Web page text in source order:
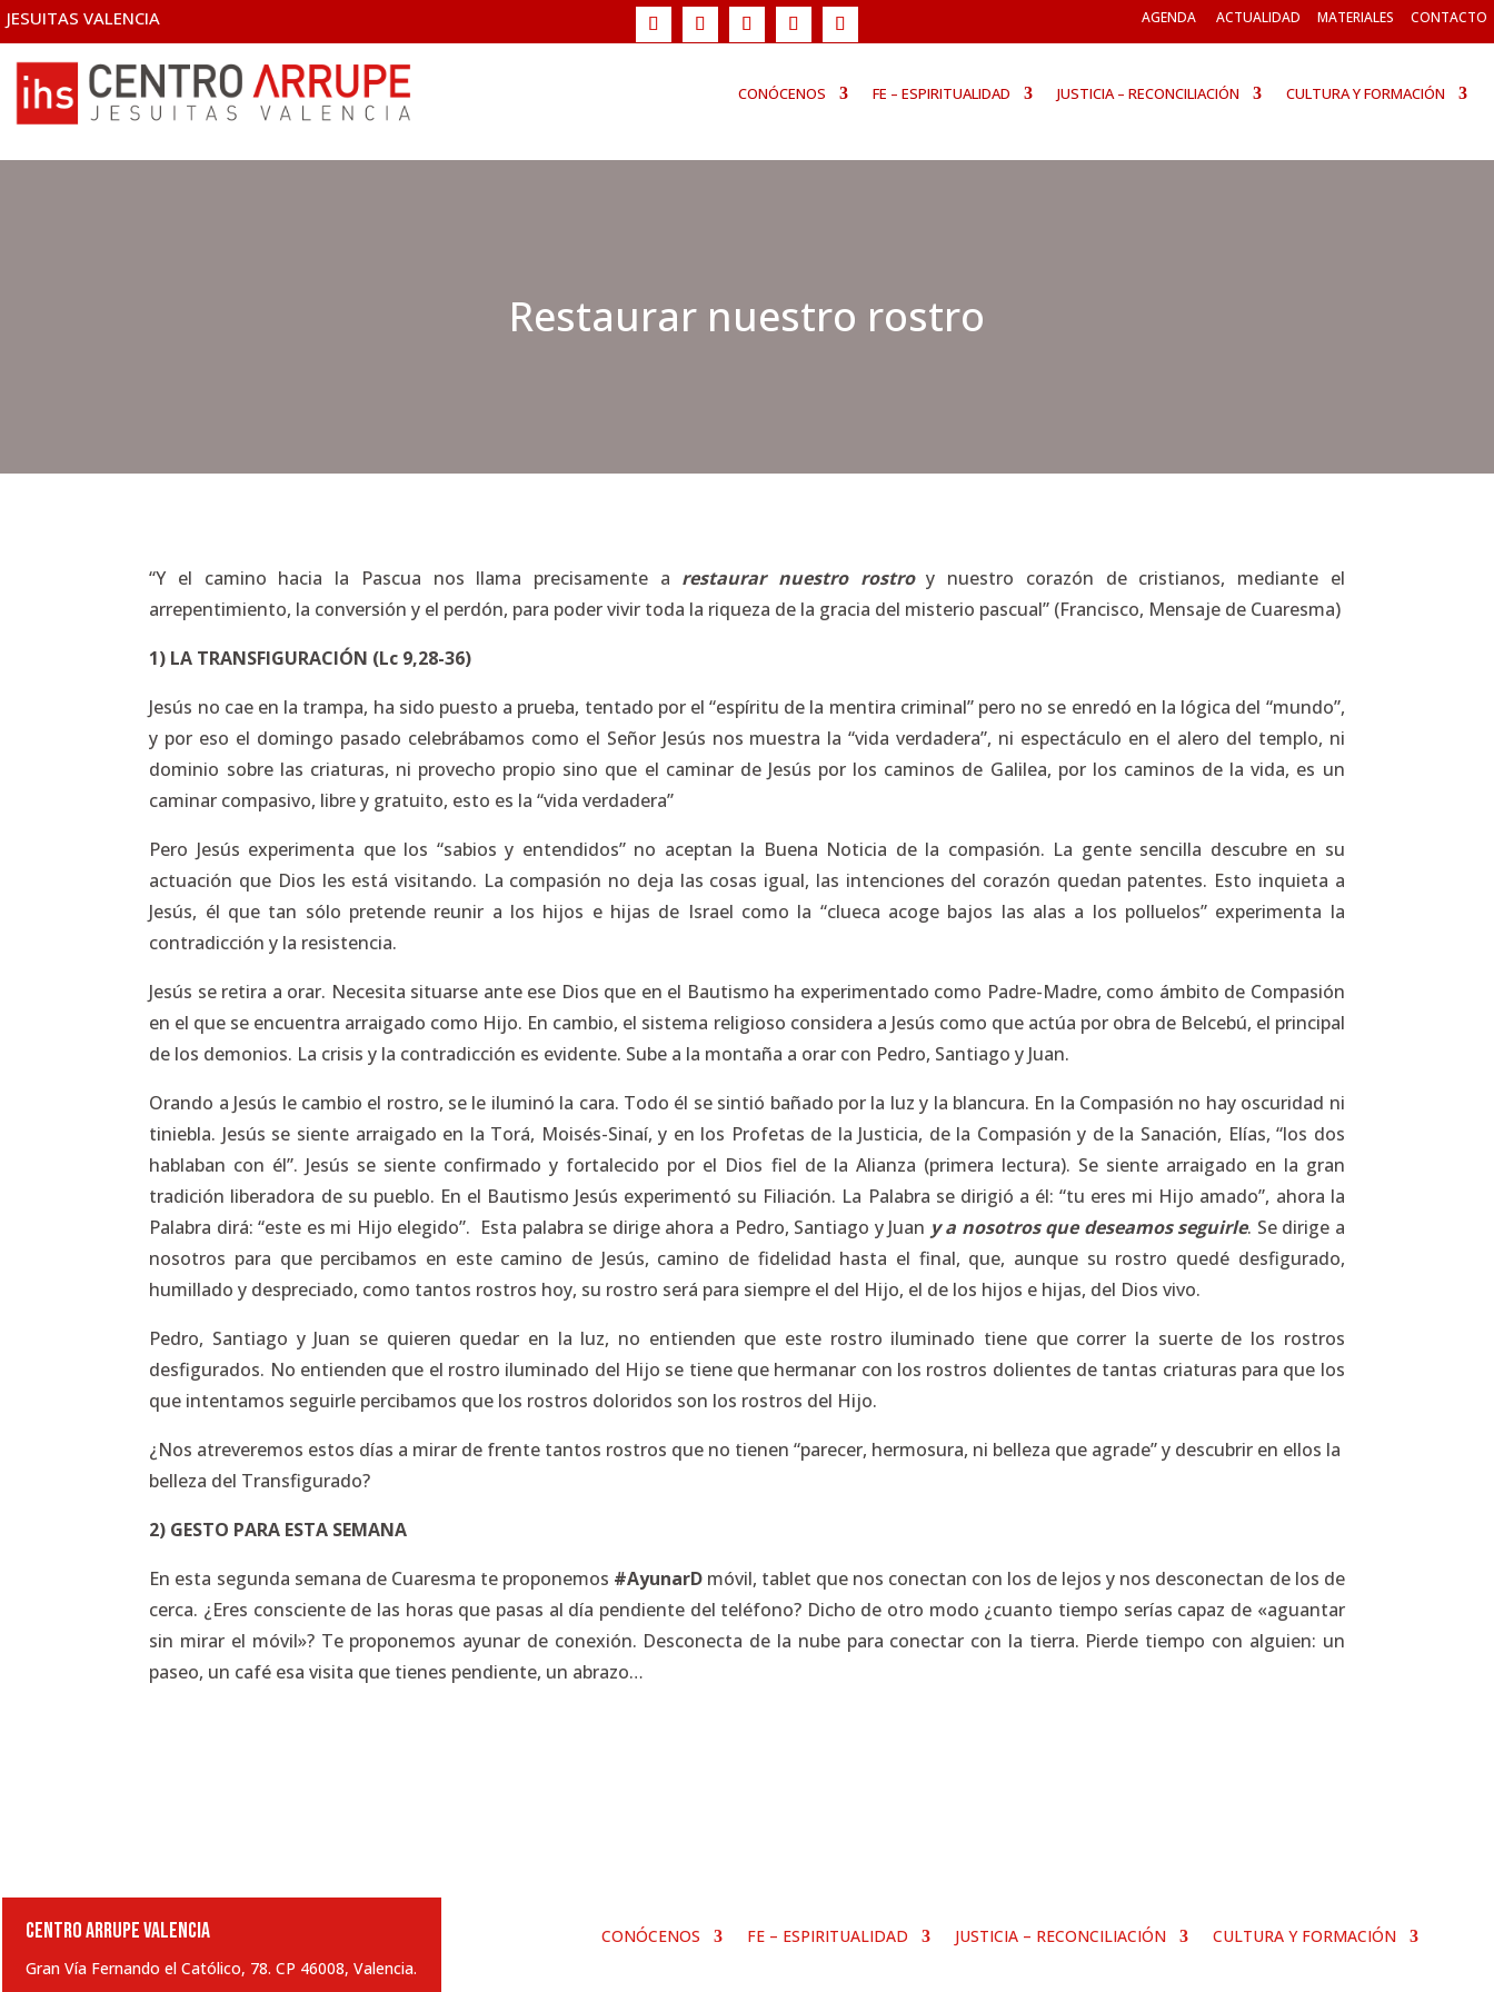
JESUITAS VALENCIA AGENDA ACTUALIDAD MATERIALES CONTACTO
CONÓCENOS FE – ESPIRITUALIDAD JUSTICIA – RECONCILIACIÓN CULTURA Y FORMACIÓN
Restaurar nuestro rostro
“Y el camino hacia la Pascua nos llama precisamente a restaurar nuestro rostroy nuestro corazón de cristianos, mediante el
arrepentimiento, la conversión y el perdón, para poder vivir toda la riqueza de la gracia del misterio pascual” (Francisco, Mensaje de Cuaresma)
1) LA TRANSFIGURACIÓN (Lc 9,28-36)
Jesús no cae en la trampa, ha sido puesto a prueba, tentado por el “espíritu de la mentira criminal” pero no se enredó en la lógica del “mundo”,
y por eso el domingo pasado celebrábamos como el Señor Jesús nos muestra la “vida verdadera”, ni espectáculo en el alero del templo, ni
dominio sobre las criaturas, ni provecho propio sino que el caminar de Jesús por los caminos de Galilea, por los caminos de la vida, es un
caminar compasivo, libre y gratuito, esto es la “vida verdadera”
Pero Jesús experimenta que los “sabios y entendidos” no aceptan la Buena Noticia de la compasión. La gente sencilla descubre en su
actuación que Dios les está visitando. La compasión no deja las cosas igual, las intenciones del corazón quedan patentes. Esto inquieta a
Jesús, él que tan sólo pretende reunir a los hijos e hijas de Israel como la “clueca acoge bajos las alas a los polluelos” experimenta la
contradicción y la resistencia.
Jesús se retira a orar. Necesita situarse ante ese Dios que en el Bautismo ha experimentado como Padre-Madre, como ámbito de Compasión
en el que se encuentra arraigado como Hijo. En cambio, el sistema religioso considera a Jesús como que actúa por obra de Belcebú, el principal
de los demonios. La crisis y la contradicción es evidente. Sube a la montaña a orar con Pedro, Santiago y Juan.
Orando a Jesús le cambio el rostro, se le iluminó la cara. Todo él se sintió bañado por la luz y la blancura. En la Compasión no hay oscuridad ni
tiniebla. Jesús se siente arraigado en la Torá, Moisés-Sinaí, y en los Profetas de la Justicia, de la Compasión y de la Sanación, Elías, “los dos
hablaban con él”. Jesús se siente confirmado y fortalecido por el Dios fiel de la Alianza (primera lectura). Se siente arraigado en la gran
tradición liberadora de su pueblo. En el Bautismo Jesús experimentó su Filiación. La Palabra se dirigió a él: “tu eres mi Hijo amado”, ahora la
Palabra dirá: “este es mi Hijo elegido”. Esta palabra se dirige ahora a Pedro, Santiago y Juan y a nosotros que deseamos seguirle. Se dirige a
nosotros para que percibamos en este camino de Jesús, camino de fidelidad hasta el final, que, aunque su rostro quedé desfigurado,
humillado y despreciado, como tantos rostros hoy, su rostro será para siempre el del Hijo, el de los hijos e hijas, del Dios vivo.
Pedro, Santiago y Juan se quieren quedar en la luz, no entienden que este rostro iluminado tiene que correr la suerte de los rostros
desfigurados. No entienden que el rostro iluminado del Hijo se tiene que hermanar con los rostros dolientes de tantas criaturas para que los
que intentamos seguirle percibamos que los rostros doloridos son los rostros del Hijo.
¿Nos atreveremos estos días a mirar de frente tantos rostros que no tienen “parecer, hermosura, ni belleza que agrade” y descubrir en ellos la
belleza del Transfigurado?
2) GESTO PARA ESTA SEMANA
En esta segunda semana de Cuaresma te proponemos #AyunarD móvil, tablet que nos conectan con los de lejos y nos desconectan de los de
cerca. ¿Eres consciente de las horas que pasas al día pendiente del teléfono? Dicho de otro modo ¿cuanto tiempo serías capaz de «aguantar
sin mirar el móvil»? Te proponemos ayunar de conexión. Desconecta de la nube para conectar con la tierra. Pierde tiempo con alguien: un
paseo, un café esa visita que tienes pendiente, un abrazo…
CENTRO ARRUPE VALENCIA
Gran Vía Fernando el Católico, 78. CP 46008, Valencia.
CONÓCENOS FE – ESPIRITUALIDAD JUSTICIA – RECONCILIACIÓN CULTURA Y FORMACIÓN